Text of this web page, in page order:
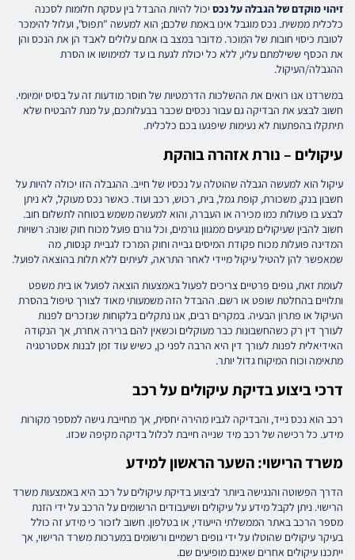
זיהוי מוקדם של הגבלה על נכסיכול להיות ההבדל בין עסקת חלומות לסכנה
כלכלית ממשית. נכס מוגבל אינו באמת שלכם; הוא למעשה "תפוס", ועלול להימכר
לטובת כיסוי חובות של המוכר. מדובר במצב בו אתם עלולים לאבד הן את הנכס והן
את הכסף ששילמתם עליו, ללא כל יכולת לגעת בו עד למימושו או הסרת
ההגבלה/העיקול.
במשרדנו אנו רואים את ההשלכות הדרמטיות של חוסר מודעות זה על בסיס יומיומי.
חשוב לבצע את הבדיקה גם עבור נכסים שכבר בבעלותכם, על מנת להבטיח שלא
תיתקלו בהפתעות לא נעימות שיפגעו בכם כלכלית.
עיקולים – נורת אזהרה בוהקת
עיקול הוא למעשה הגבלה שהוטלה על נכסיו של חייב. ההגבלה הזו יכולה להיות על
חשבון בנק, משכורת, קופת גמל, בית, רכוש, רכב ועוד. כאשר נכס מעוקל, לא ניתן
לבצע בו פעולות כמו מכירה או העברה, והוא למעשה משמש בטוחה לתשלום חוב.
חשוב להבין שעיקולים מגיעים ממגוון גורמים, וכל גורם פועל מכוח חוק שונה: רשויות
המדינה פועלות מכוח פקודת המיסים גבייה וחוק המרכז לגביית קנסות, מה
שמאפשר להן להטיל עיקול מיידי לאחר התראה, לעיתים ללא תלות בהוצאה לפועל.
לעומת זאת, גופים פרטיים צריכים לפעול באמצעות הוצאה לפועל או בית משפט
ותלויים בהחלטת שופט או רשם. ההבדל הזה משמעותי מאוד לצורך טיפול בהסרת
העיקול או פתרון הבעיה. במקרים רבים, אנו נתקלים בלקוחות שנזכרים לפנות
לעורך דין רק כשהחשבונות כבר מעוקלים וכשאין להם ברירה אחרת, אך הנקודה
האידיאלית לפנות לעורך דין היא הרבה לפני כן, כשיש עוד זמן לבנות אסטרטגיה
מתאימה וכוח המיקוח גדול יותר.
דרכי ביצוע בדיקת עיקולים על רכב
רכב הוא נכס נייד, והבדיקה לגביו מהירה יחסית, אך מחייבת גישה למספר מקורות
מידע. כל רכישה של רכב מיד שנייה חייבת לכלול בדיקה מקיפה שכזו.
משרד הרישוי: השער הראשון למידע
הדרך הפשוטה והנגישה ביותר לביצוע בדיקת עיקולים על רכב היא באמצעות משרד
הרישוי. ניתן לקבל מידע על עיקולים ושיעבודים הרשומים על הרכב על ידי הזנת
מספר הרכב באתר הממשלתי הייעודי, או בטלפון. חשוב לזכור כי מידע זה כולל
בעיקר עיקולים שהוטלו על ידי גופים רשמיים ורשומים במערכות משרד הרישוי, אך
ייתכנו עיקולים אחרים שאינם מופיעים שם.